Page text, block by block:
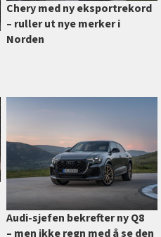
Chery med ny eksportrekord
–⁠ ruller ut nye merker i
Norden
Audi-sjefen bekrefter ny Q8
–⁠ men ikke regn med å se den